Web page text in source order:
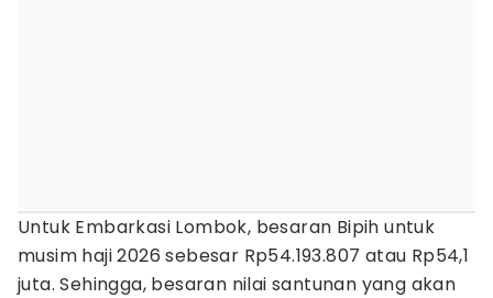
Untuk Embarkasi Lombok, besaran Bipih untuk
musim haji 2026 sebesar Rp54.193.807 atau Rp54,1
juta. Sehingga, besaran nilai santunan yang akan